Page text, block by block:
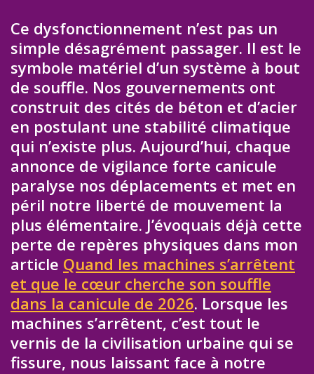
Ce dysfonctionnement n’est pas un
simple désagrément passager. Il est le
symbole matériel d’un système à bout
de souffle. Nos gouvernements ont
construit des cités de béton et d’acier
en postulant une stabilité climatique
qui n’existe plus. Aujourd’hui, chaque
annonce de vigilance forte canicule
paralyse nos déplacements et met en
péril notre liberté de mouvement la
plus élémentaire. J’évoquais déjà cette
perte de repères physiques dans mon
article Quand les machines s’arrêtent
et que le cœur cherche son souffle
dans la canicule de 2026. Lorsque les
machines s’arrêtent, c’est tout le
vernis de la civilisation urbaine qui se
fissure, nous laissant face à notre